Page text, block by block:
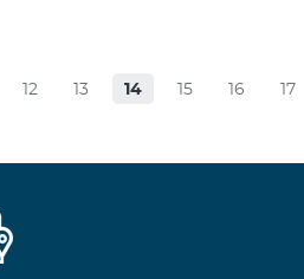
12 13 14 15 16 17